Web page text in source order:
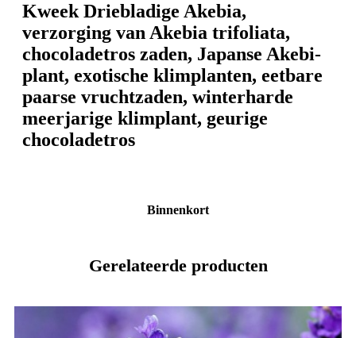
Kweek Driebladige Akebia,
verzorging van Akebia trifoliata,
chocoladetros zaden, Japanse Akebi-
plant, exotische klimplanten, eetbare
paarse vruchtzaden, winterharde
meerjarige klimplant, geurige
chocoladetros
Binnenkort
Gerelateerde producten